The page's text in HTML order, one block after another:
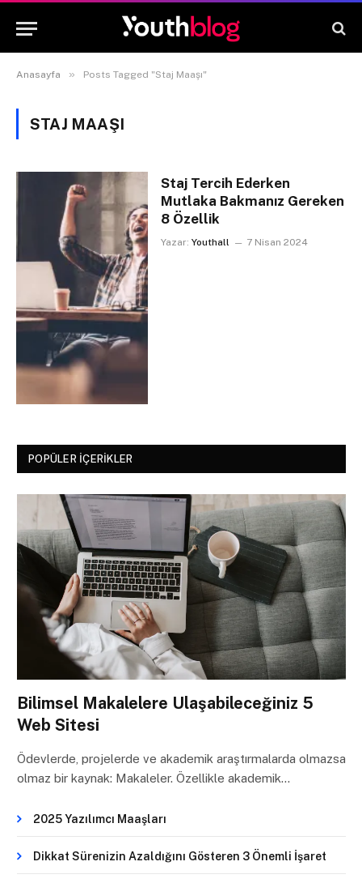
Anasayfa » Posts Tagged "Staj Maaşı"
STAJ MAAŞI
Staj Tercih Ederken
Mutlaka Bakmanız Gereken
8 Özellik
Yazar: Youthall 7 Nisan 2024
POPÜLER İÇERIKLER
Bilimsel Makalelere Ulaşabileceğiniz 5
Web Sitesi
Ödevlerde, projelerde ve akademik araştırmalarda olmazsa
olmaz bir kaynak: Makaleler. Özellikle akademik…
2025 Yazılımcı Maaşları
Dikkat Sürenizin Azaldığını Gösteren 3 Önemli İşaret